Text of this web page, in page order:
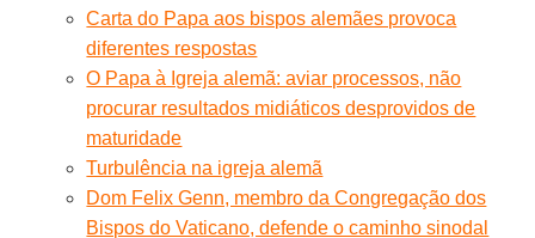
Carta do Papa aos bispos alemães provoca
diferentes respostas
O Papa à Igreja alemã: aviar processos, não
procurar resultados midiáticos desprovidos de
maturidade
Turbulência na igreja alemã
Dom Felix Genn, membro da Congregação dos
Bispos do Vaticano, defende o caminho sinodal